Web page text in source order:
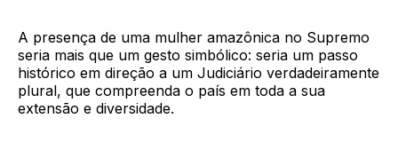
A presença de uma mulher amazônica no Supremo
seria mais que um gesto simbólico: seria um passo
histórico em direção a um Judiciário verdadeiramente
plural, que compreenda o país em toda a sua
extensão e diversidade.